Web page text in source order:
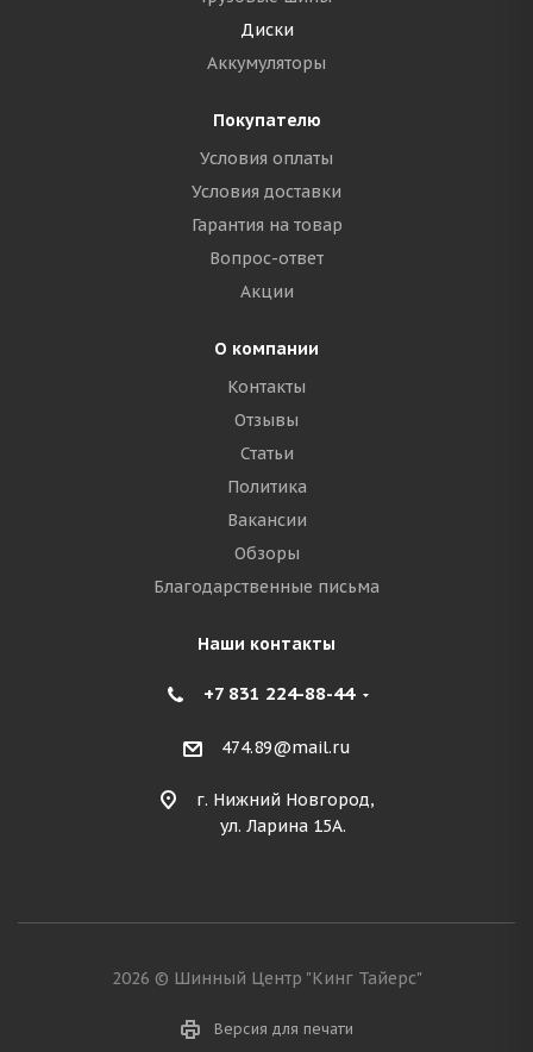
Диски
Аккумуляторы
Покупателю
Условия оплаты
Условия доставки
Гарантия на товар
Вопрос-ответ
Акции
О компании
Контакты
Отзывы
Статьи
Политика
Вакансии
Обзоры
Благодарственные письма
Наши контакты
+7 831 224-88-44
474.89@mail.ru
г. Нижний Новгород,
ул. Ларина 15А.
2026 © Шинный Центр "Кинг Тайерс"
Версия для печати